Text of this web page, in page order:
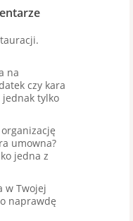
na
czy kara
jednak tylko
umowna?
jedna z
w Twojej
naprawdę